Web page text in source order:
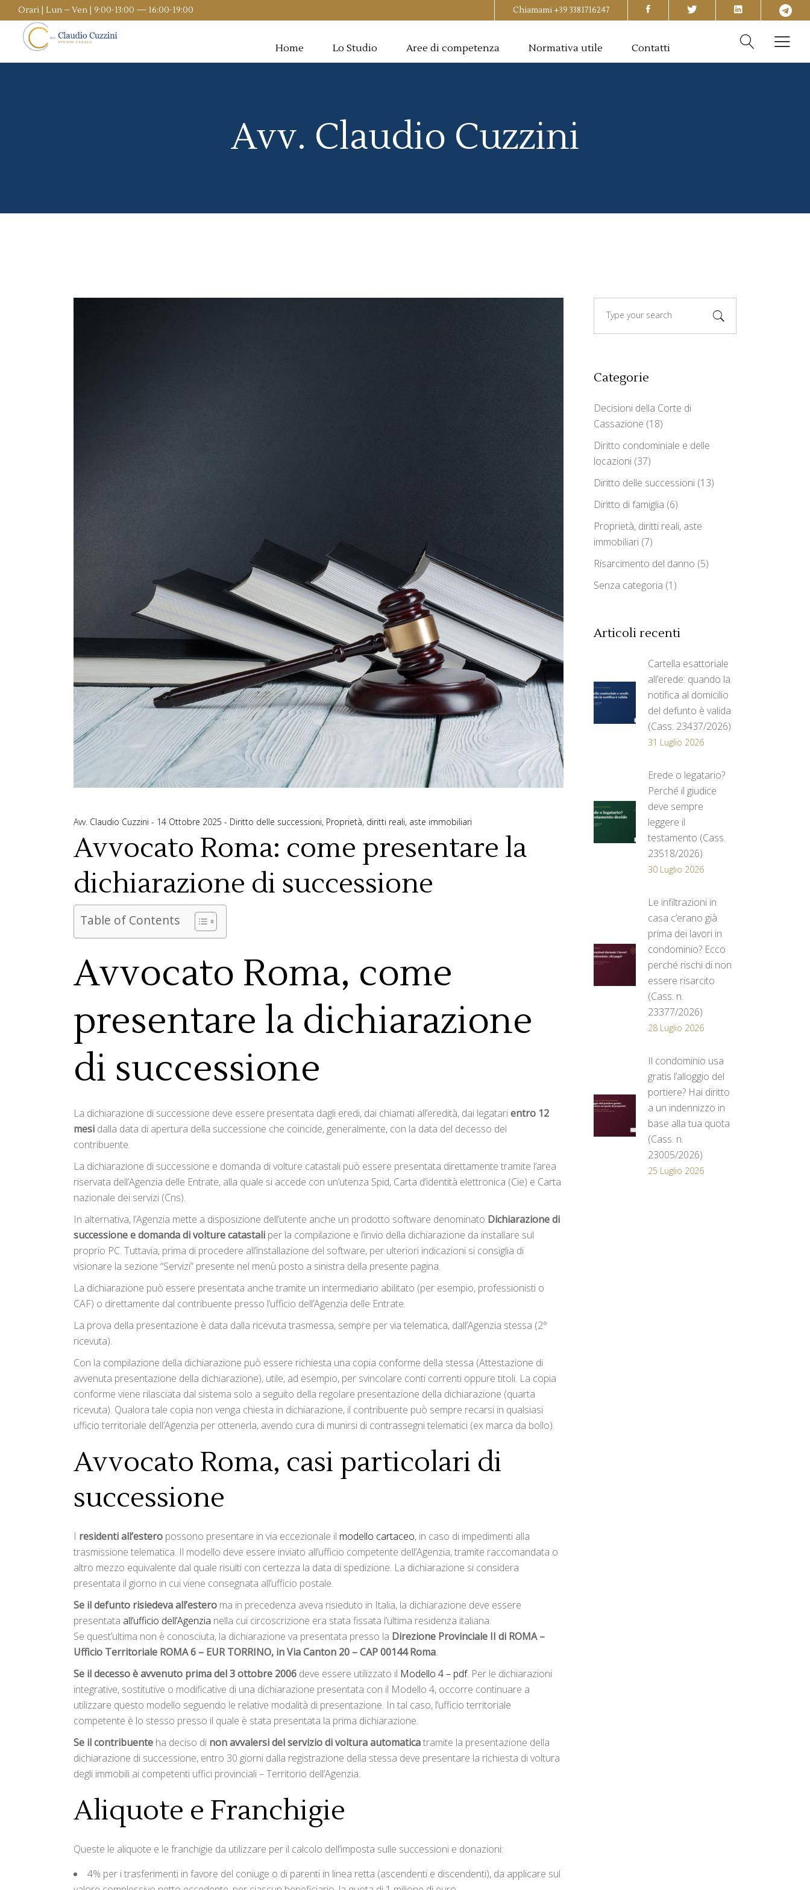
Orari | Lun – Ven | 9:00-13:00 — 16:00-19:00 Chiamami+39 3381716247
Home Lo Studio Aree di competenza Normativa utile Contatti
Avv. Claudio Cuzzini
Avv. Claudio Cuzzini 14 Ottobre 2025 Diritto delle successioni, Proprietà, diritti reali, aste immobiliari
Avvocato Roma: come presentare la
dichiarazione di successione
Table of Contents
Avvocato Roma, come
presentare la dichiarazione
di successione
La dichiarazione di successione deve essere presentata dagli eredi, dai chiamati all’eredità, dai legatarientro 12
mesi dalla data di apertura della successione che coincide, generalmente, con la data del decesso del
contribuente.
La dichiarazione di successione e domanda di volture catastali può essere presentata direttamente tramite l’area
riservata dell’Agenzia delle Entrate, alla quale si accede con un’utenza Spid, Carta d’identità elettronica (Cie) e Carta
nazionale dei servizi (Cns).
In alternativa, l’Agenzia mette a disposizione dell’utente anche un prodotto software denominato Dichiarazione di
successione e domanda di volture catastali per la compilazione e l’invio della dichiarazione da installare sul
proprio PC. Tuttavia, prima di procedere all’installazione del software, per ulteriori indicazioni si consiglia di
visionare la sezione “Servizi” presente nel menù posto a sinistra della presente pagina.
La dichiarazione può essere presentata anche tramite un intermediario abilitato (per esempio, professionisti o
CAF) o direttamente dal contribuente presso l’ufficio dell’Agenzia delle Entrate.
La prova della presentazione è data dalla ricevuta trasmessa, sempre per via telematica, dall’Agenzia stessa (2°
ricevuta).
Con la compilazione della dichiarazione può essere richiesta una copia conforme della stessa (Attestazione di
avvenuta presentazione della dichiarazione), utile, ad esempio, per svincolare conti correnti oppure titoli. La copia
conforme viene rilasciata dal sistema solo a seguito della regolare presentazione della dichiarazione (quarta
ricevuta). Qualora tale copia non venga chiesta in dichiarazione, il contribuente può sempre recarsi in qualsiasi
ufficio territoriale dell’Agenzia per ottenerla, avendo cura di munirsi di contrassegni telematici (ex marca da bollo).
Avvocato Roma, casi particolari di
successione
I residenti all’estero possono presentare in via eccezionale il modello cartaceo, in caso di impedimenti alla
trasmissione telematica. Il modello deve essere inviato all’ufficio competente dell’Agenzia, tramite raccomandata o
altro mezzo equivalente dal quale risulti con certezza la data di spedizione. La dichiarazione si considera
presentata il giorno in cui viene consegnata all’ufficio postale.
Se il defunto risiedeva all’estero ma in precedenza aveva risieduto in Italia, la dichiarazione deve essere
presentata all’ufficio dell’Agenzia nella cui circoscrizione era stata fissata l’ultima residenza italiana.
Se quest’ultima non è conosciuta, la dichiarazione va presentata presso la Direzione Provinciale II di ROMA –
Ufficio Territoriale ROMA 6 – EUR TORRINO, in Via Canton 20 – CAP 00144 Roma.
Se il decesso è avvenuto prima del 3 ottobre 2006 deve essere utilizzato il Modello 4 – pdf. Per le dichiarazioni
integrative, sostitutive o modificative di una dichiarazione presentata con il Modello 4, occorre continuare a
utilizzare questo modello seguendo le relative modalità di presentazione. In tal caso, l’ufficio territoriale
competente è lo stesso presso il quale è stata presentata la prima dichiarazione.
Se il contribuente ha deciso di non avvalersi del servizio di voltura automaticatramite la presentazione della
dichiarazione di successione, entro 30 giorni dalla registrazione della stessa deve presentare la richiesta di voltura
degli immobili ai competenti uffici provinciali – Territorio dell’Agenzia.
Aliquote e Franchigie
Queste le aliquote e le franchigie da utilizzare per il calcolo dell’imposta sulle successioni e donazioni:
4% per i trasferimenti in favore del coniuge o di parenti in linea retta (ascendenti e discendenti), da applicare sul
Categorie
Decisioni della Corte di
Cassazione (18)
Diritto condominiale e delle
locazioni(37)
Diritto delle successioni(13)
Diritto di famiglia (6)
Proprietà, diritti reali, aste
immobiliari(7)
Risarcimento del danno (5)
Senza categoria (1)
Articoli recenti
Cartella esattoriale
all’erede: quando la
notifica al domicilio
del defunto è valida
(Cass. 23437/2026)
31 Luglio 2026
Erede o legatario?
Perché il giudice
deve sempre
leggere il
testamento (Cass.
23518/2026)
30 Luglio 2026
Le infiltrazioni in
casa c’erano già
prima dei lavori in
condominio? Ecco
perché rischi di non
essere risarcito
(Cass. n.
23377/2026)
28 Luglio 2026
Il condominio usa
gratis l’alloggio del
portiere? Hai diritto
a un indennizzo in
base alla tua quota
(Cass. n.
23005/2026)
25 Luglio 2026